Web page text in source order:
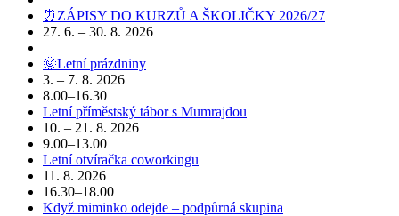
⏰ZÁPISY DO KURZŮ A ŠKOLIČKY 2026/27
27. 6. – 30. 8. 2026
🌞Letní prázdniny
3. – 7. 8. 2026
8.00–16.30
Letní příměstský tábor s Mumrajdou
10. – 21. 8. 2026
9.00–13.00
Letní otvíračka coworkingu
11. 8. 2026
16.30–18.00
Když miminko odejde – podpůrná skupina